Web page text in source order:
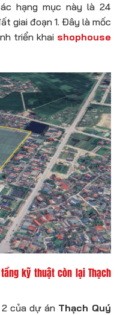
hạng mục này là 24
giai đoạn 1. Đây là mốc
triển khai shophouse
kỹ thuật còn lại Thạch
2 của dự án Thạch Quý